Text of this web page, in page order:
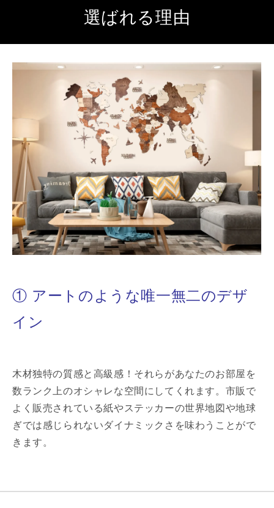
選ばれる理由
① アートのような唯一無二のデザ
イン
木材独特の質感と高級感！それらがあなたのお部屋を
数ランク上のオシャレな空間にしてくれます。市販で
よく販売されている紙やステッカーの世界地図や地球
ぎでは感じられないダイナミックさを味わうことがで
きます。